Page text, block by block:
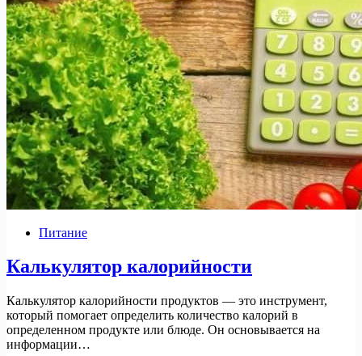
Питание
Калькулятор калорийности
Калькулятор калорийности продуктов — это инструмент,
который помогает определить количество калорий в
определенном продукте или блюде. Он основывается на
информации…